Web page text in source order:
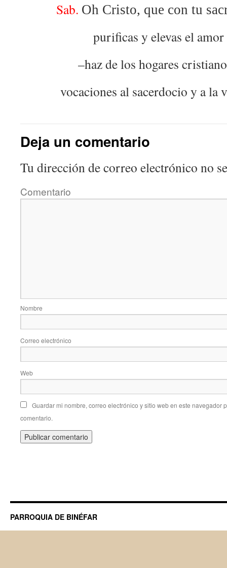
Sab. Oh Cristo, que con tu
purificas y elevas el
–haz de los hogares
vocaciones al sacerdocio y a la
Deja un comentario
Tu dirección de correo electrónico no
Comentario
Nombre
Correo electrónico
Web
Guardar mi nombre, correo electrónico y sitio web en este navegador
comentario.
PARROQUIA DE BINÉFAR